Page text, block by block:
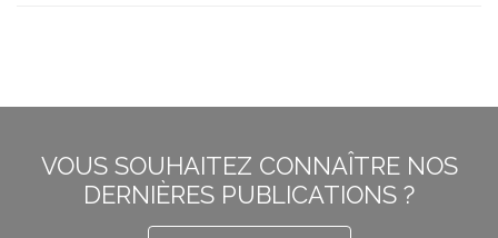
VOUS SOUHAITEZ CONNAÎTRE NOS
DERNIÈRES PUBLICATIONS ?